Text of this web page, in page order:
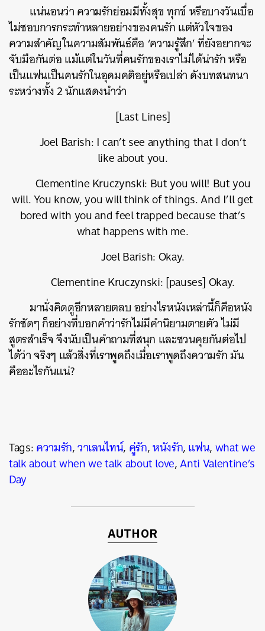
แน่นอนว่า ความรักย่อมมีทั้งสุข ทุกข์ หรือบางวันเบื่อ
ไม่ชอบการกระทำหลายอย่างของคนรัก แต่หัวใจของ
ความสำคัญในความสัมพันธ์คือ ‘ความรู้สึก’ ที่ยังอยากจะ
จับมือกันต่อ แม้แต่ในวันที่คนรักของเราไม่ได้น่ารัก หรือ
เป็นแฟนเป็นคนรักในอุดมคติอยู่หรือเปล่า ดังบทสนทนา
ระหว่างทั้ง 2 นักแสดงนำว่า
[Last Lines]
Joel Barish: I can’t see anything that I don’t
like about you.
Clementine Kruczynski: But you will! But you
will. You know, you will think of things. And I’ll get
bored with you and feel trapped because that’s
what happens with me.
Joel Barish: Okay.
Clementine Kruczynski: [pauses] Okay.
มานั่งคิดดูอีกหลายตลบ อย่างไรหนังเหล่านี้ก็คือหนัง
รักชัดๆ ก็อย่างที่บอกคำว่ารักไม่มีคำนิยามตายตัว ไม่มี
สูตรสำเร็จ จึงนับเป็นคำถามที่สนุก และชวนคุยกันต่อไป
ได้ว่า จริงๆ แล้วสิ่งที่เราพูดถึงเมื่อเราพูดถึงความรัก มัน
คืออะไรกันแน่?
Tags:ความรัก,วาเลนไทน์, คู่รัก,หนังรัก,แฟน,what we
talk about when we talk about love,Anti Valentine’s
Day
AUTHOR
ค้นหา
SHARE TWEET LINE EMAIL